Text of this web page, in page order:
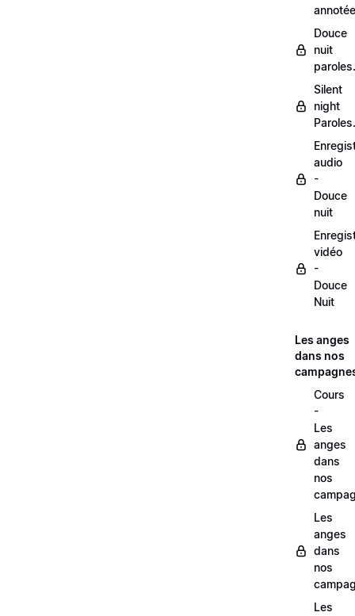
Douce
nuit
Silent
night
audio
-
Douce
nuit
vidéo
-
Douce
Nuit
Les anges
dans nos
Cours
-
Les
anges
dans
nos
Les
anges
dans
nos
Les